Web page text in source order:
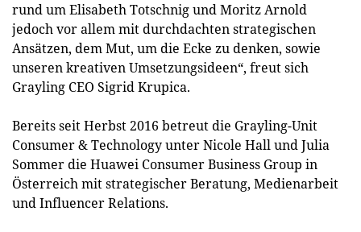
rund um Elisabeth Totschnig und Moritz Arnold
jedoch vor allem mit durchdachten strategischen
Ansätzen, dem Mut, um die Ecke zu denken, sowie
unseren kreativen Umsetzungsideen“, freut sich
Grayling CEO Sigrid Krupica.
Bereits seit Herbst 2016 betreut die Grayling-Unit
Consumer & Technology unter Nicole Hall und Julia
Sommer die Huawei Consumer Business Group in
Österreich mit strategischer Beratung, Medienarbeit
und Influencer Relations.